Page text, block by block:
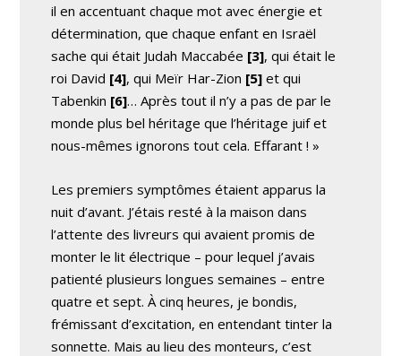
il en accentuant chaque mot avec énergie et
détermination, que chaque enfant en Israël
sache qui était Judah Maccabée [3], qui était le
roi David [4], qui Meïr Har-Zion [5] et qui
Tabenkin [6]… Après tout il n’y a pas de par le
monde plus bel héritage que l’héritage juif et
nous-mêmes ignorons tout cela. Effarant ! »
Les premiers symptômes étaient apparus la
nuit d’avant. J’étais resté à la maison dans
l’attente des livreurs qui avaient promis de
monter le lit électrique – pour lequel j’avais
patienté plusieurs longues semaines – entre
quatre et sept. À cinq heures, je bondis,
frémissant d’excitation, en entendant tinter la
sonnette. Mais au lieu des monteurs, c’est